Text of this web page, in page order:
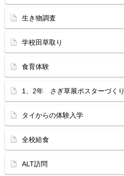
生き物調査
学校田草取り
食育体験
1、2年 さぎ草展ポスターづくり
タイからの体験入学
全校給食
ALT訪問